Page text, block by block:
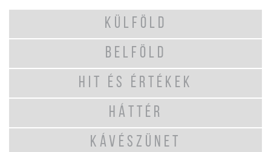
KÜLFÖLD
BELFÖLD
HIT ÉS ÉRTÉKEK
HÁTTÉR
KÁVÉSZÜNET